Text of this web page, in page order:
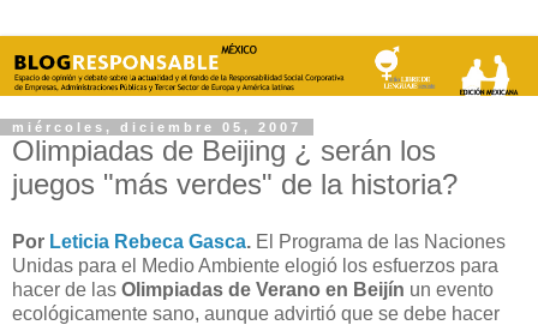
miércoles, diciembre 05, 2007
Olimpiadas de Beijing ¿ serán los
juegos "más verdes" de la historia?
Por Leticia Rebeca Gasca. El Programa de las Naciones
Unidas para el Medio Ambiente elogió los esfuerzos para
hacer de las Olimpiadas de Verano en Beijín un evento
ecológicamente sano, aunque advirtió que se debe hacer